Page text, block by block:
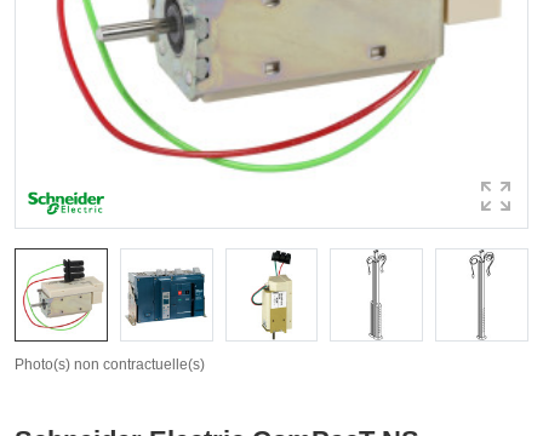
Photo(s) non contractuelle(s)